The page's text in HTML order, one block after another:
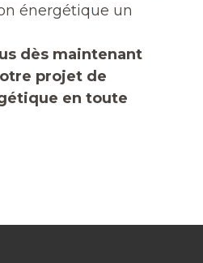
énergétique un
dès maintenant
projet de
en toute